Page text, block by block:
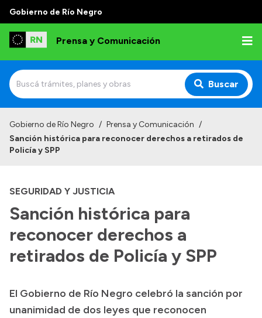
Gobierno de Río Negro
Prensa y Comunicación
Buscar
Institucional
Referentes de prensa
Archivo de noticias
Transparencia
Boletín Oficial
Gobierno de Río Negro / Prensa y Comunicación /
Sanción histórica para reconocer derechos a retirados de
Policía y SPP
SEGURIDAD Y JUSTICIA
Sanción histórica para
reconocer derechos a
retirados de Policía y SPP
El Gobierno de Río Negro celebró la sanción por
unanimidad de dos leyes que reconocen